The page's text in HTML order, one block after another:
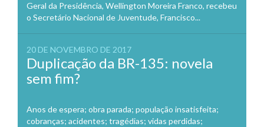
Geral da Presidência, Wellington Moreira Franco, recebeu
o Secretário Nacional de Juventude, Francisco...
20 DE NOVEMBRO DE 2017
Duplicação da BR-135: novela
sem fim?
Anos de espera; obra parada; população insatisfeita;
cobranças; acidentes; tragédias; vidas perdidas;